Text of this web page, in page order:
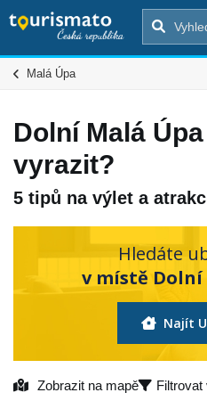
Malá Úpa
Dolní Malá
vyrazit?
5 tipů na výlet a
Hledáte
v místě Dolní
Najít
Zobrazit na mapě